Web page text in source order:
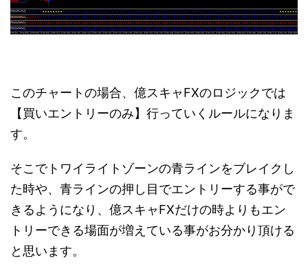
このチャートの場合、億スキャFXのロジックでは
【買いエントリーのみ】行っていくルールになりま
す。
そこでトワイライトゾーンの青ラインをブレイクし
た時や、青ラインの押し目でエントリーする事がで
きるようになり、億スキャFXだけの時よりもエン
トリーできる場面が増えている事がお分かり頂ける
と思います。